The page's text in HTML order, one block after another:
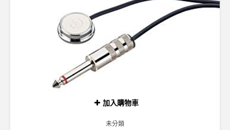
加入購物車
未分類